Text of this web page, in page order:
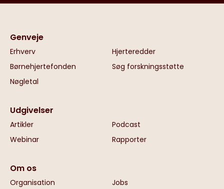
Genveje
Erhverv
Hjerteredder
Børnehjertefonden
Søg forskningsstøtte
Nøgletal
Udgivelser
Artikler
Podcast
Webinar
Rapporter
Om os
Organisation Jobs